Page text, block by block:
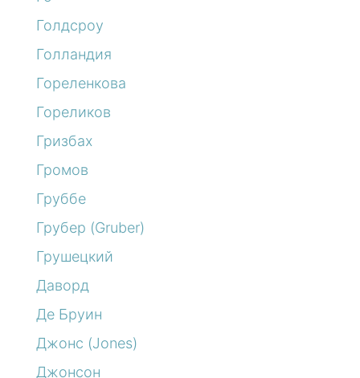
Голдсроу
Голландия
Гореленкова
Гореликов
Гризбах
Громов
Груббе
Грубер (Gruber)
Грушецкий
Даворд
Де Бруин
Джонс (Jones)
Джонсон